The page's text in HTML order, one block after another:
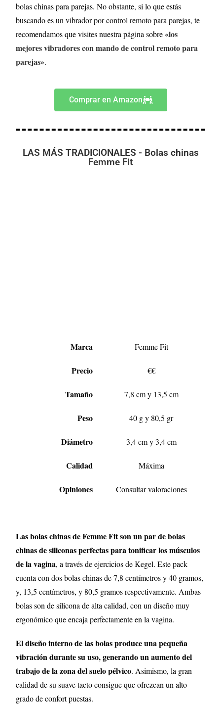
bolas chinas para parejas. No obstante, si lo que estás
buscando es un vibrador por control remoto para parejas, te
recomendamos que visites nuestra página sobre«los
mejores vibradores con mando de control remoto para
parejas».
Comprar en Amazon
LAS MÁS TRADICIONALES - Bolas chinas
Femme Fit
Marca Femme Fit
Precio €€
Tamaño 7,8 cm y 13,5 cm
Peso 40 g y 80,5 gr
Diámetro 3,4 cm y 3,4 cm
Calidad Máxima
Opiniones Consultar valoraciones
Las bolas chinas de Femme Fit son un par de bolas
chinas de siliconas perfectas para tonificar los músculos
de la vagina, a través de ejercicios de Kegel. Este pack
cuenta con dos bolas chinas de 7,8 centímetros y 40 gramos,
y, 13,5 centímetros, y 80,5 gramos respectivamente. Ambas
bolas son de silicona de alta calidad, con un diseño muy
ergonómico que encaja perfectamente en la vagina.
El diseño interno de las bolas produce una pequeña
vibración durante su uso, generando un aumento del
trabajo de la zona del suelo pélvico. Asimismo, la gran
calidad de su suave tacto consigue que ofrezcan un alto
grado de confort puestas.